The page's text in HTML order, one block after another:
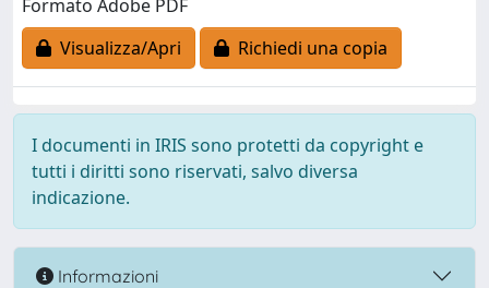
Formato Adobe PDF
Visualizza/Apri
Richiedi una copia
I documenti in IRIS sono protetti da copyright e
tutti i diritti sono riservati, salvo diversa
indicazione.
Informazioni